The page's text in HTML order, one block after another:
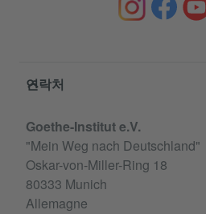
Service- und
연락처
Goethe-Institut e.V.
"Mein Weg nach Deutschland"
Oskar-von-Miller-Ring 18
80333 Munich
Allemagne